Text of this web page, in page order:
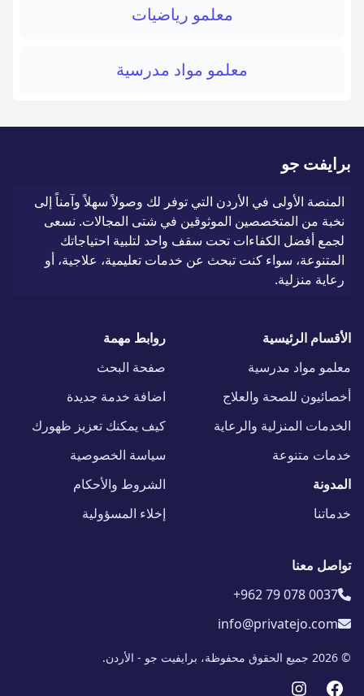
معلمو رياضيات
معلمو مواد مدرسية
برايفت جو
المنصة الأولى في الأردن التي توفر لك وصولاً سهلاً وآمناً إلى
نخبة من المتخصصين الموثوقين في شتى المجالات. نسعى
لجمع أفضل الكفاءات تحت سقف واحد لتلبية احتياجاتك
المتنوعة، سواء كنت تبحث عن خدمات تعليمية، علاجية، أو
رعاية منزلية.
الأقسام الرئيسية
معلمو مواد مدرسية
أخصائيون للصحة والعلاج
الخدمات المنزلية والرعاية
خدمات متنوعة
المدونة
خدماتنا
روابط مهمة
صفحة البحث
اضافة خدمة جديدة
كيف يمكنك تعزيز ظهورك
سياسة الخصوصية
الشروط والأحكام
إخلاء المسؤولية
تواصل معنا
+962 79 078 0037
info@privatejo.com
© 2026 جميع الحقوق محفوظة، برايفيت جو - الأردن.